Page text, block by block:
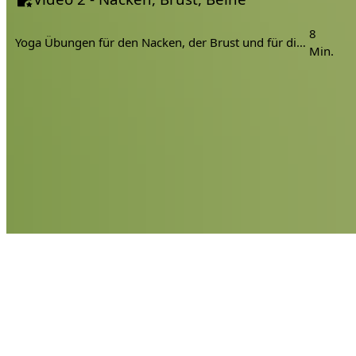
Yoga Übungen für den Nacken, der Brust und für die Beine.
8
Min.